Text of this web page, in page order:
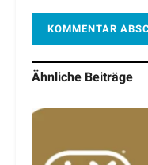
Ähnliche Beiträge